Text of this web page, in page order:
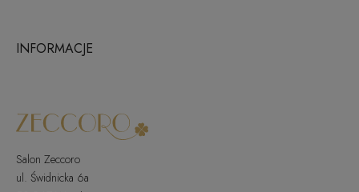
INFORMACJE
Salon Zeccoro
ul. Świdnicka 6a